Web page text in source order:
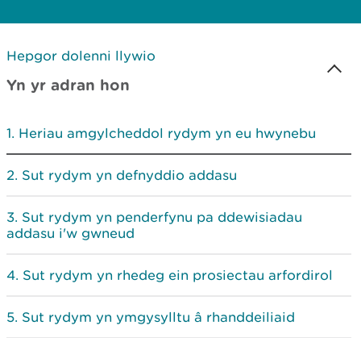
Hepgor dolenni llywio
Yn yr adran hon
Heriau amgylcheddol rydym yn eu hwynebu
Sut rydym yn defnyddio addasu
Sut rydym yn penderfynu pa ddewisiadau
addasu i'w gwneud
Sut rydym yn rhedeg ein prosiectau arfordirol
Sut rydym yn ymgysylltu â rhanddeiliaid